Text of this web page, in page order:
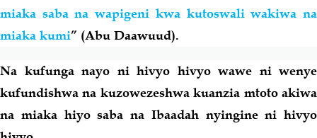
miaka saba na wapigeni kwa kutoswali wakiwa na
miaka kumi” (Abu Daawuud).
Na kufunga nayo ni hivyo hivyo wawe ni wenye
kufundishwa na kuzowezeshwa kuanzia mtoto akiwa
na miaka hiyo saba na Ibaadah nyingine ni hivyo